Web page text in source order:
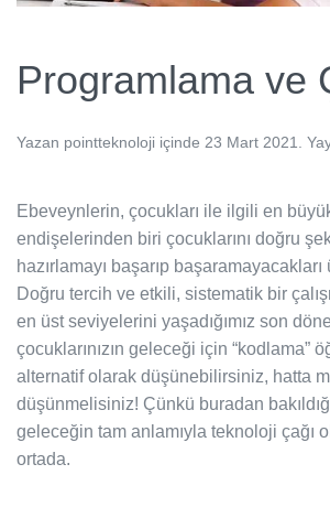
Programlama ve
Yazan pointteknoloji içinde 23 Mart 2021 .
Ebeveynlerin, çocukları ile ilgili en
endişelerinden biri çocuklarını doğru
hazırlamayı başarıp
Doğru tercih ve etkili, sistematik bir
en üst seviyelerini yaşadığımız son
çocuklarınızın geleceği için “kodlama”
alternatif olarak düşünebilirsiniz, hatta
düşünmelisiniz! Çünkü buradan
geleceğin tam anlamıyla teknoloji çağı
ortada.